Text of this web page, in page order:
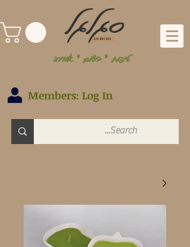
טיפוח * בישום * אווירה
Members: Log In